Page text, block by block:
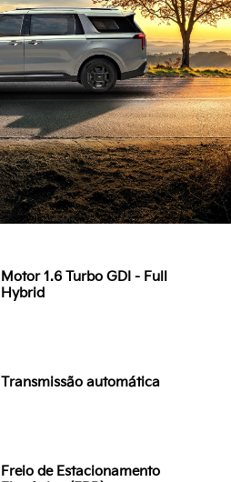
Motor 1.6 Turbo GDI - Full
Hybrid
Transmissão automática
Freio de Estacionamento